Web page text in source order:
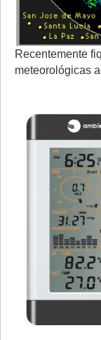
Recentemente
meteorológicas